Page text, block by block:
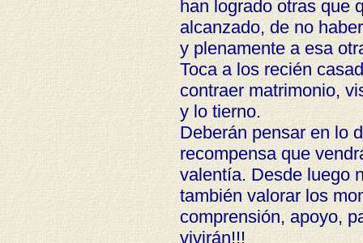
han logrado otras que
alcanzado, de no
y plenamente a esa
Toca a los recién
contraer matrimonio,
y lo tierno.
Deberán pensar en lo
recompensa que
valentía. Desde luego
también valorar los
comprensión, apoyo,
vivirán!!!